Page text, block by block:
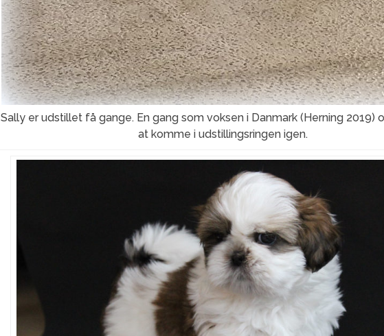
Sally er udstillet få gange. En gang som voksen i Danmark (Herning 2019)
at komme i udstillingsringen igen.